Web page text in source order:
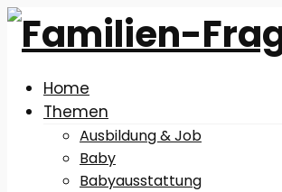
Home
Themen
Ausbildung & Job
Baby
Babyausstattung